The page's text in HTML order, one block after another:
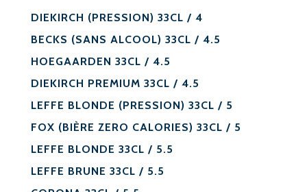
DIEKIRCH (PRESSION) 33CL / 4
BECKS (SANS ALCOOL) 33CL / 4.5
HOEGAARDEN 33CL / 4.5
DIEKIRCH PREMIUM 33CL / 4.5
LEFFE BLONDE (PRESSION) 33CL / 5
FOX (BIÈRE ZERO CALORIES) 33CL / 5
LEFFE BLONDE 33CL / 5.5
LEFFE BRUNE 33CL / 5.5